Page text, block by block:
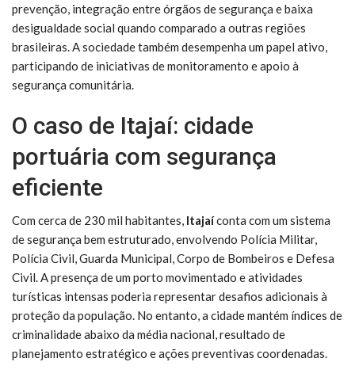
prevenção, integração entre órgãos de segurança e baixa
desigualdade social quando comparado a outras regiões
brasileiras. A sociedade também desempenha um papel ativo,
participando de iniciativas de monitoramento e apoio à
segurança comunitária.
O caso de Itajaí: cidade
portuária com segurança
eficiente
Com cerca de 230 mil habitantes, Itajaíconta com um sistema
de segurança bem estruturado, envolvendo Polícia Militar,
Polícia Civil, Guarda Municipal, Corpo de Bombeiros e Defesa
Civil. A presença de um porto movimentado e atividades
turísticas intensas poderia representar desafios adicionais à
proteção da população. No entanto, a cidade mantém índices de
criminalidade abaixo da média nacional, resultado de
planejamento estratégico e ações preventivas coordenadas.